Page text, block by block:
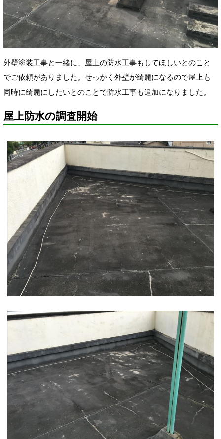
外壁塗装工事と一緒に、屋上の防水工事もしてほしいとのこと
でご依頼がありました。せっかく外壁が綺麗になるので屋上も
同時に綺麗にしたいとのことで防水工事も追加になりました。
屋上防水の調査開始